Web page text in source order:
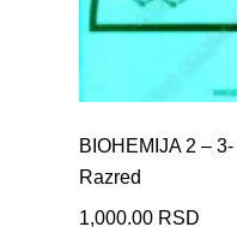
BIOHEMIJA 2 –
Razred
1,000.00 RSD